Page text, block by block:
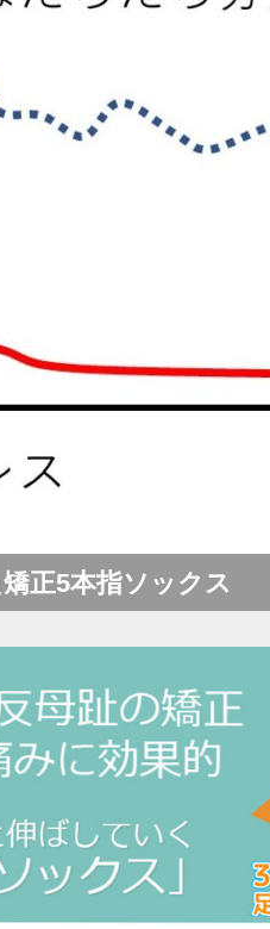
正5本指ソックス